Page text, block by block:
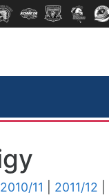
2010/11 2011/12